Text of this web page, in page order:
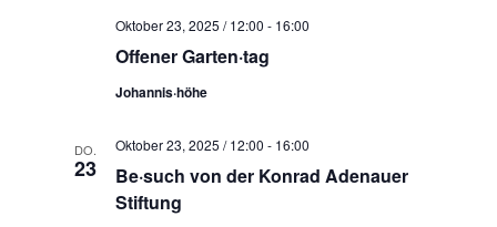
A
Offener Garten·tag
Oktober 23, 2025 / 12:00 - 16:00
Johannis·höhe
DO.
23
Be·such von der Konrad Adenauer
Stiftung
Oktober 23, 2025 / 12:00 - 16:00